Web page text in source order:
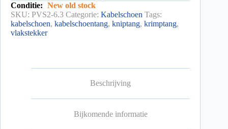
Conditie: New old stock
SKU: PVS2-6.3 Categorie: Kabelschoen Tags:
kabelschoen, kabelschoentang, kniptang, krimptang,
vlakstekker
Beschrijving
Bijkomende informatie